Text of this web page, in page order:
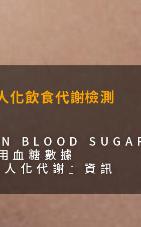
化飲食代謝檢測
BLOOD
血糖數據
化代謝』資訊